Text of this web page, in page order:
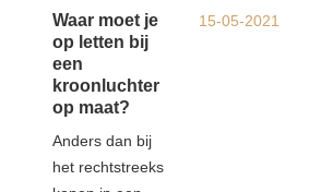
Waar moet je
op letten bij
een
kroonluchter
op maat?
Anders dan bij
het rechtstreeks
15-05-2021